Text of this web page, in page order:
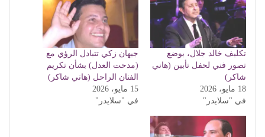
تكليف خالد جلال، بوضع
تصور فني لحفل تأبين (هاني
شاكر)
18 مايو، 2026
في "سلايدر"
جيهان زكي تتبادل الرؤي مع
(مدحت العدل) بشأن تكريم
الفنان الراحل (هاني شاكر)
15 مايو، 2026
في "سلايدر"